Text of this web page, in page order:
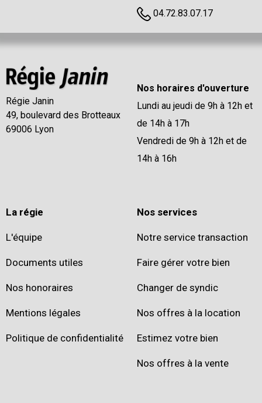
04.72.83.07.17
Régie Janin
49, boulevard des Brotteaux
69006 Lyon
Nos horaires d'ouverture
Lundi au jeudi de 9h à 12h et
de 14h à 17h
Vendredi de 9h à 12h et de
14h à 16h
La régie
L'équipe
Documents utiles
Nos honoraires
Mentions légales
Politique de confidentialité
Nos services
Notre service transaction
Faire gérer votre bien
Changer de syndic
Nos offres à la location
Estimez votre bien
Nos offres à la vente